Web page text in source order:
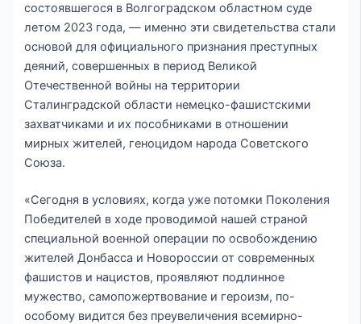
состоявшегося в Волгоградском областном суде
летом 2023 года, — именно эти свидетельства стали
основой для официального признания преступных
деяний, совершенных в период Великой
Отечественной войны на территории
Сталинградской области немецко-фашистскими
захватчиками и их пособниками в отношении
мирных жителей, геноцидом народа Советского
Союза.
«Сегодня в условиях, когда уже потомки Поколения
Победителей в ходе проводимой нашей страной
специальной военной операции по освобождению
жителей Донбасса и Новороссии от современных
фашистов и нацистов, проявляют подлинное
мужество, самопожертвование и героизм, по-
особому видится без преувеличения всемирно-